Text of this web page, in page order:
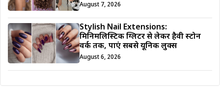
August 7, 2026
Stylish Nail Extensions:
मिनिमलिस्टिक ग्लिटर से लेकर हैवी स्टोन
वर्क तक, पाएं सबसे यूनिक लुक्स
August 6, 2026